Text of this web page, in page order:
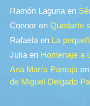
Ramón Laguna en
Connor en Quedarte
Rafaela en La
Julia en Homenaje a
Ana María Pantoja en
de Miguel Delgado